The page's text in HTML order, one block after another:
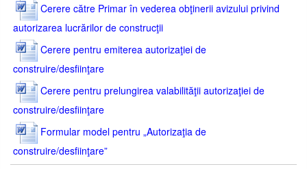
Cerere către Primar în vederea obţinerii avizului privind
autorizarea lucrărilor de construcţii
Cerere pentru emiterea autorizaţiei de
construire/desfiinţare
Cerere pentru prelungirea valabilităţii autorizaţiei de
construire/desfiinţare
Formular model pentru „Autorizaţia de
construire/desfiinţare”